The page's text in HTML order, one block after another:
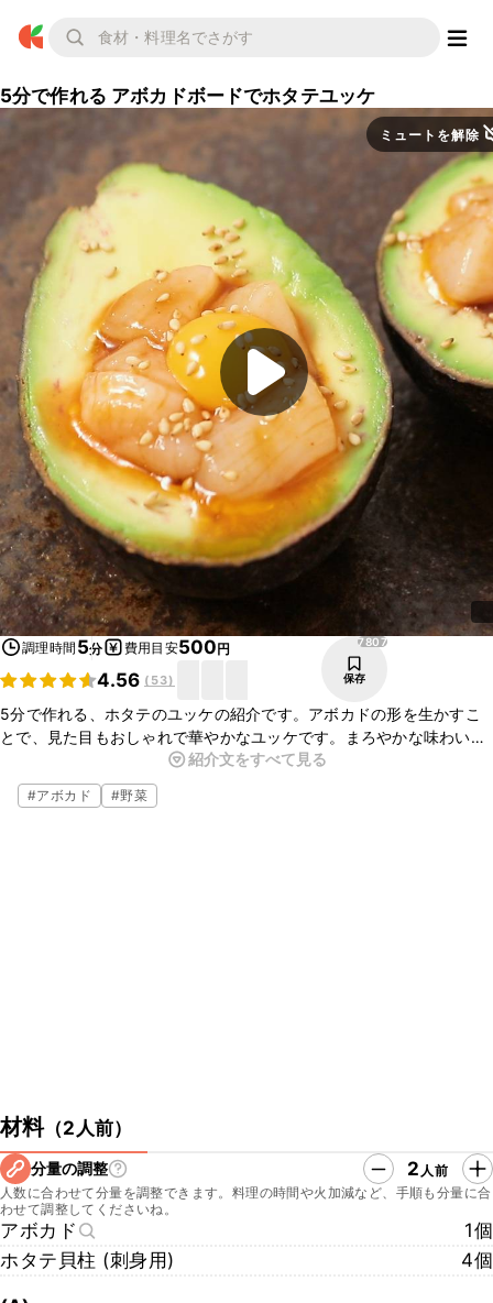
5分で作れる アボカドボードでホタテユッケ
ミュートを解除
調理時間 5分 費用目安500円
4.56 ( 53)
7807
保存
5分で作れる、ホタテのユッケの紹介です。アボカドの形を生かすこ
とで、見た目もおしゃれで華やかなユッケです。まろやかな味わいの
アボカドと、ピリ辛のホタテは相性抜群の組み合わせです。パー
ティーやおもてなしにもおすすめです。
紹介文をすべて見る
#アボカド #野菜
材料（2人前）
分量の調整 2 人前
人数に合わせて分量を調整できます。料理の時間や火加減など、手順も分量に合
わせて調整してくださいね。
アボカド
1個
ホタテ貝柱 (刺身用)
4個